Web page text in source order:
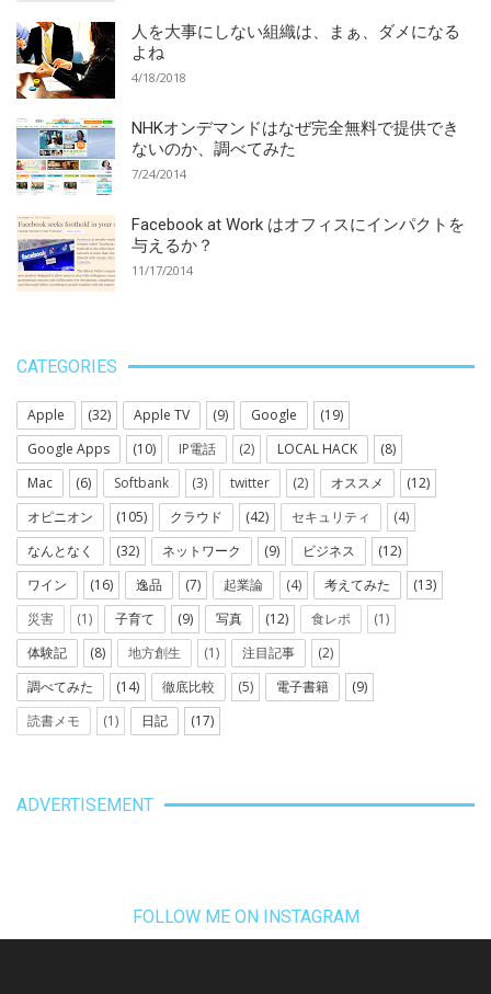
人を大事にしない組織は、まぁ、ダメになる
よね
4/18/2018
NHKオンデマンドはなぜ完全無料で提供でき
ないのか、調べてみた
7/24/2014
Facebook at Work はオフィスにインパクトを
与えるか？
11/17/2014
CATEGORIES
Apple (32) Apple TV (9) Google
(19)
Google Apps
(10) IP電話 (2) LOCAL HACK
(8)
Mac
(6) Softbank (3) twitter (2) オススメ
(12)
オピニオン
(105) クラウド (42) セキュリティ
(4)
なんとなく
(32) ネットワーク (9) ビジネス
(12)
ワイン
(16) 逸品 (7) 起業論 (4) 考えてみた
(13)
災害
(1) 子育て (9) 写真 (12) 食レポ
(1)
体験記
(8) 地方創生 (1) 注目記事
(2)
調べてみた
(14) 徹底比較 (5) 電子書籍
(9)
読書メモ
(1) 日記 (17)
ADVERTISEMENT
FOLLOW ME ON INSTAGRAM